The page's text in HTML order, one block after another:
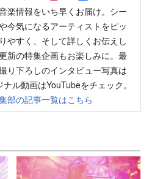
楽情報をいち早くお届け。シー
今気になるアーティストをピッ
やすく、そして詳しくお伝えし
新の特集企画もお楽しみに。最
り下ろしのインタビュー写真は
ル動画はYouTubeをチェック。
部の記事一覧はこちら